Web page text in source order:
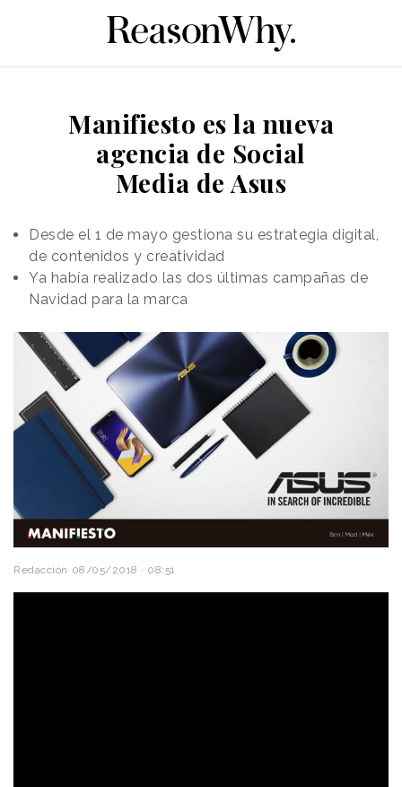
Manifiesto es la nueva
agencia de Social
Media de Asus
Desde el 1 de mayo gestiona su estrategia digital,
de contenidos y creatividad
Ya había realizado las dos últimas campañas de
Navidad para la marca
Redacción 08/05/2018 · 08:51